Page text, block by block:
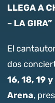
LLEGA A
– LA GIRA”
El
dos
16, 18, 19
Arena,